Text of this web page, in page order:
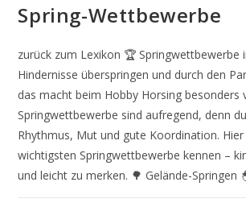
Spring-Wettbewerbe
zurück zum Lexikon 🏆 Springwettbewerbe
Hindernisse überspringen und durch den
das macht beim Hobby Horsing besonders
Springwettbewerbe sind aufregend, denn
Rhythmus, Mut und gute Koordination.
wichtigsten Springwettbewerbe kennen –
und leicht zu merken. 🌳 Gelände-Springen